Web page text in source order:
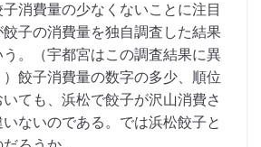
消費量の少なくないことに注目
子の消費量を独自調査した結果
。（宇都宮はこの調査結果に異
餃子消費量の数字の多少、順位
ても、浜松で餃子が沢山消費さ
ないのである。では浜松餃子と